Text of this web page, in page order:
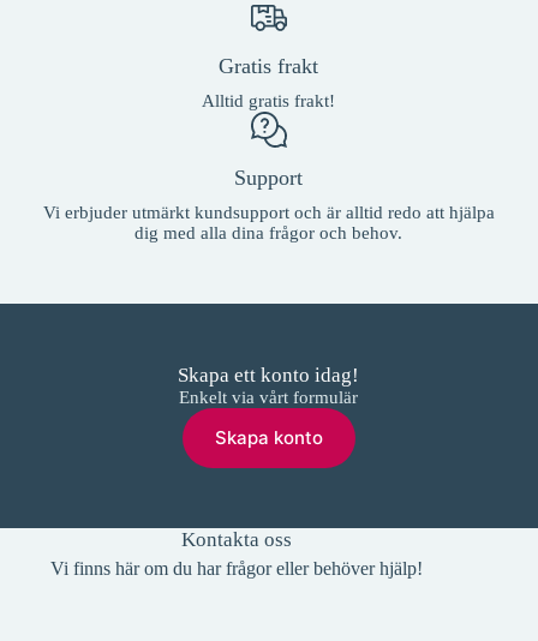
Gratis frakt
Alltid gratis frakt!
Support
Vi erbjuder utmärkt kundsupport och är alltid redo att hjälpa
dig med alla dina frågor och behov.
Skapa ett konto idag!
Enkelt via vårt formulär
Skapa konto
Kontakta oss
Vi finns här om du har frågor eller behöver hjälp!